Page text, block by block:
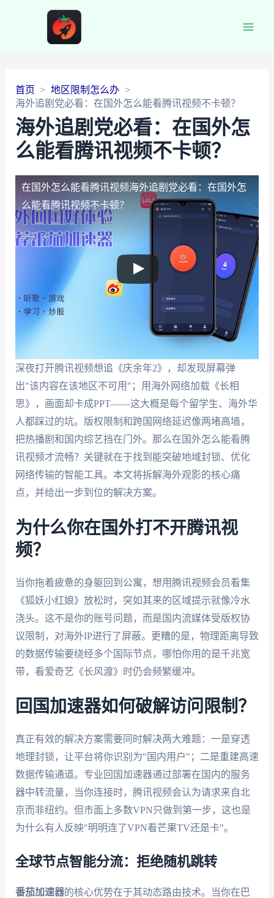
首页
地区限制怎么办
海外追剧党必看：在国外怎么能看腾讯视频不卡顿？
海外追剧党必看：在国外怎
么能看腾讯视频不卡顿？
在国外怎么能看腾讯视频海外追剧党必看：在国外怎
么能看腾讯视频不卡顿？
深夜打开腾讯视频想追《庆余年2》，却发现屏幕弹
出"该内容在该地区不可用"；用海外网络加载《长相
思》，画面却卡成PPT——这大概是每个留学生、海外华
人都踩过的坑。版权限制和跨国网络延迟像两堵高墙，
把热播剧和国内综艺挡在门外。那么在国外怎么能看腾
讯视频才流畅？关键就在于找到能突破地域封锁、优化
网络传输的智能工具。本文将拆解海外观影的核心痛
点，并给出一步到位的解决方案。
为什么你在国外打不开腾讯视
频？
当你拖着疲惫的身躯回到公寓，想用腾讯视频会员看集
《狐妖小红娘》放松时，突如其来的区域提示就像冷水
浇头。这不是你的账号问题，而是国内流媒体受版权协
议限制，对海外IP进行了屏蔽。更糟的是，物理距离导致
的数据传输要绕经多个国际节点，哪怕你用的是千兆宽
带，看爱奇艺《长风渡》时仍会频繁缓冲。
回国加速器如何破解访问限制？
真正有效的解决方案需要同时解决两大难题：一是穿透
地理封锁，让平台将你识别为"国内用户"；二是重建高速
数据传输通道。专业回国加速器通过部署在国内的服务
器中转流量，当你连接时，腾讯视频会认为请求来自北
京而非纽约。但市面上多数VPN只做到第一步，这也是
为什么有人反映"明明连了VPN看芒果TV还是卡"。
全球节点智能分流：拒绝随机跳转
番茄加速器的核心优势在于其动态路由技术。当你在巴